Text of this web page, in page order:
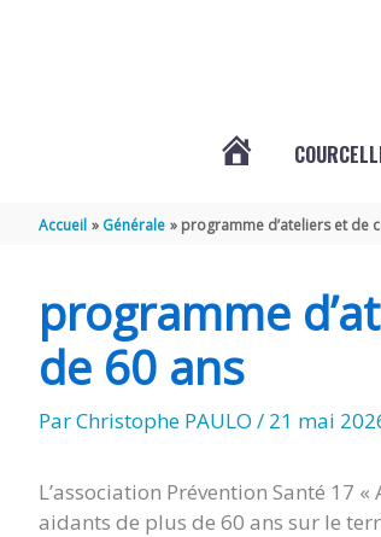
COURCELLES
(17777)
Accueil Générale programme d’ateliers et de
programme
de 60 ans
ParChristophe PAULO / 21 mai
L’association Prévention Santé 17
aidants de plus de 60 ans sur le